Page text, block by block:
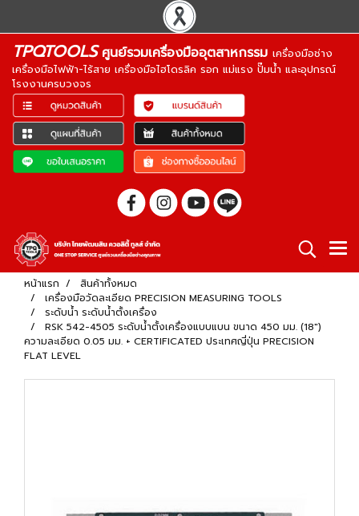
TPQTOOLSศูนย์รวมเครื่องมืออุตสาหกรรม เครื่องมือช่าง
เครื่องมือไฟฟ้า-ไร้สาย เครื่องมือไฮโดรลิค รอก แม่แรง ปั๊มน้ำ และอุปกรณ์
โรงงานครบวงจร
หน้าแรก
สินค้าทั้งหมด
เครื่องมือวัดละเอียด PRECISION MEASURING TOOLS
ระดับน้ำ ระดับน้ำตั้งเครื่อง
RSK 542-4505 ระดับน้ำตั้งเครื่องแบบแบน ขนาด 450 มม. (18")
ความละเอียด 0.05 มม. + CERTIFICATED ประเทศญี่ปุ่น PRECISION
FLAT LEVEL